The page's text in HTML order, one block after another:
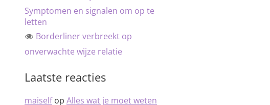
Symptomen en signalen om op te
letten
Borderliner verbreekt op
onverwachte wijze relatie
Laatste reacties
maiselfop Alles wat je moet weten